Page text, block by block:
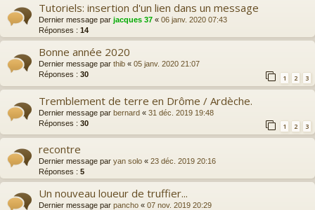
Tutoriels: insertion d'un lien dans un message
Dernier message par jacques 37 « 06 janv. 2020 07:43
Réponses : 14
Bonne année 2020
Dernier message par thib « 05 janv. 2020 21:07
Réponses : 30 1 2 3
Tremblement de terre en Drôme / Ardèche.
Dernier message par bernard « 31 déc. 2019 19:48
Réponses : 30 1 2 3
recontre
Dernier message par yan solo « 23 déc. 2019 20:16
Réponses : 5
Un nouveau loueur de truffier...
Dernier message par pancho « 07 nov. 2019 20:29